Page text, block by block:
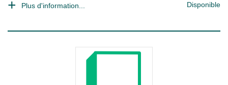
Plus d'information... Disponible